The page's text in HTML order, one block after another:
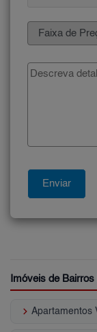
Imóveis de
keyboard_arrow_right Apartamentos